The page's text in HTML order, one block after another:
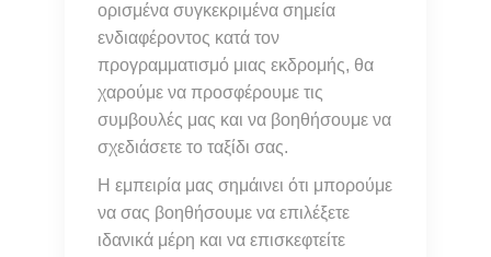
ορισμένα συγκεκριμένα σημεία
ενδιαφέροντος κατά τον
προγραμματισμό μιας εκδρομής, θα
χαρούμε να προσφέρουμε τις
συμβουλές μας και να βοηθήσουμε να
σχεδιάσετε το ταξίδι σας.
Η εμπειρία μας σημάινει ότι μπορούμε
να σας βοηθήσουμε να επιλέξετε
ιδανικά μέρη και να επισκεφτείτε